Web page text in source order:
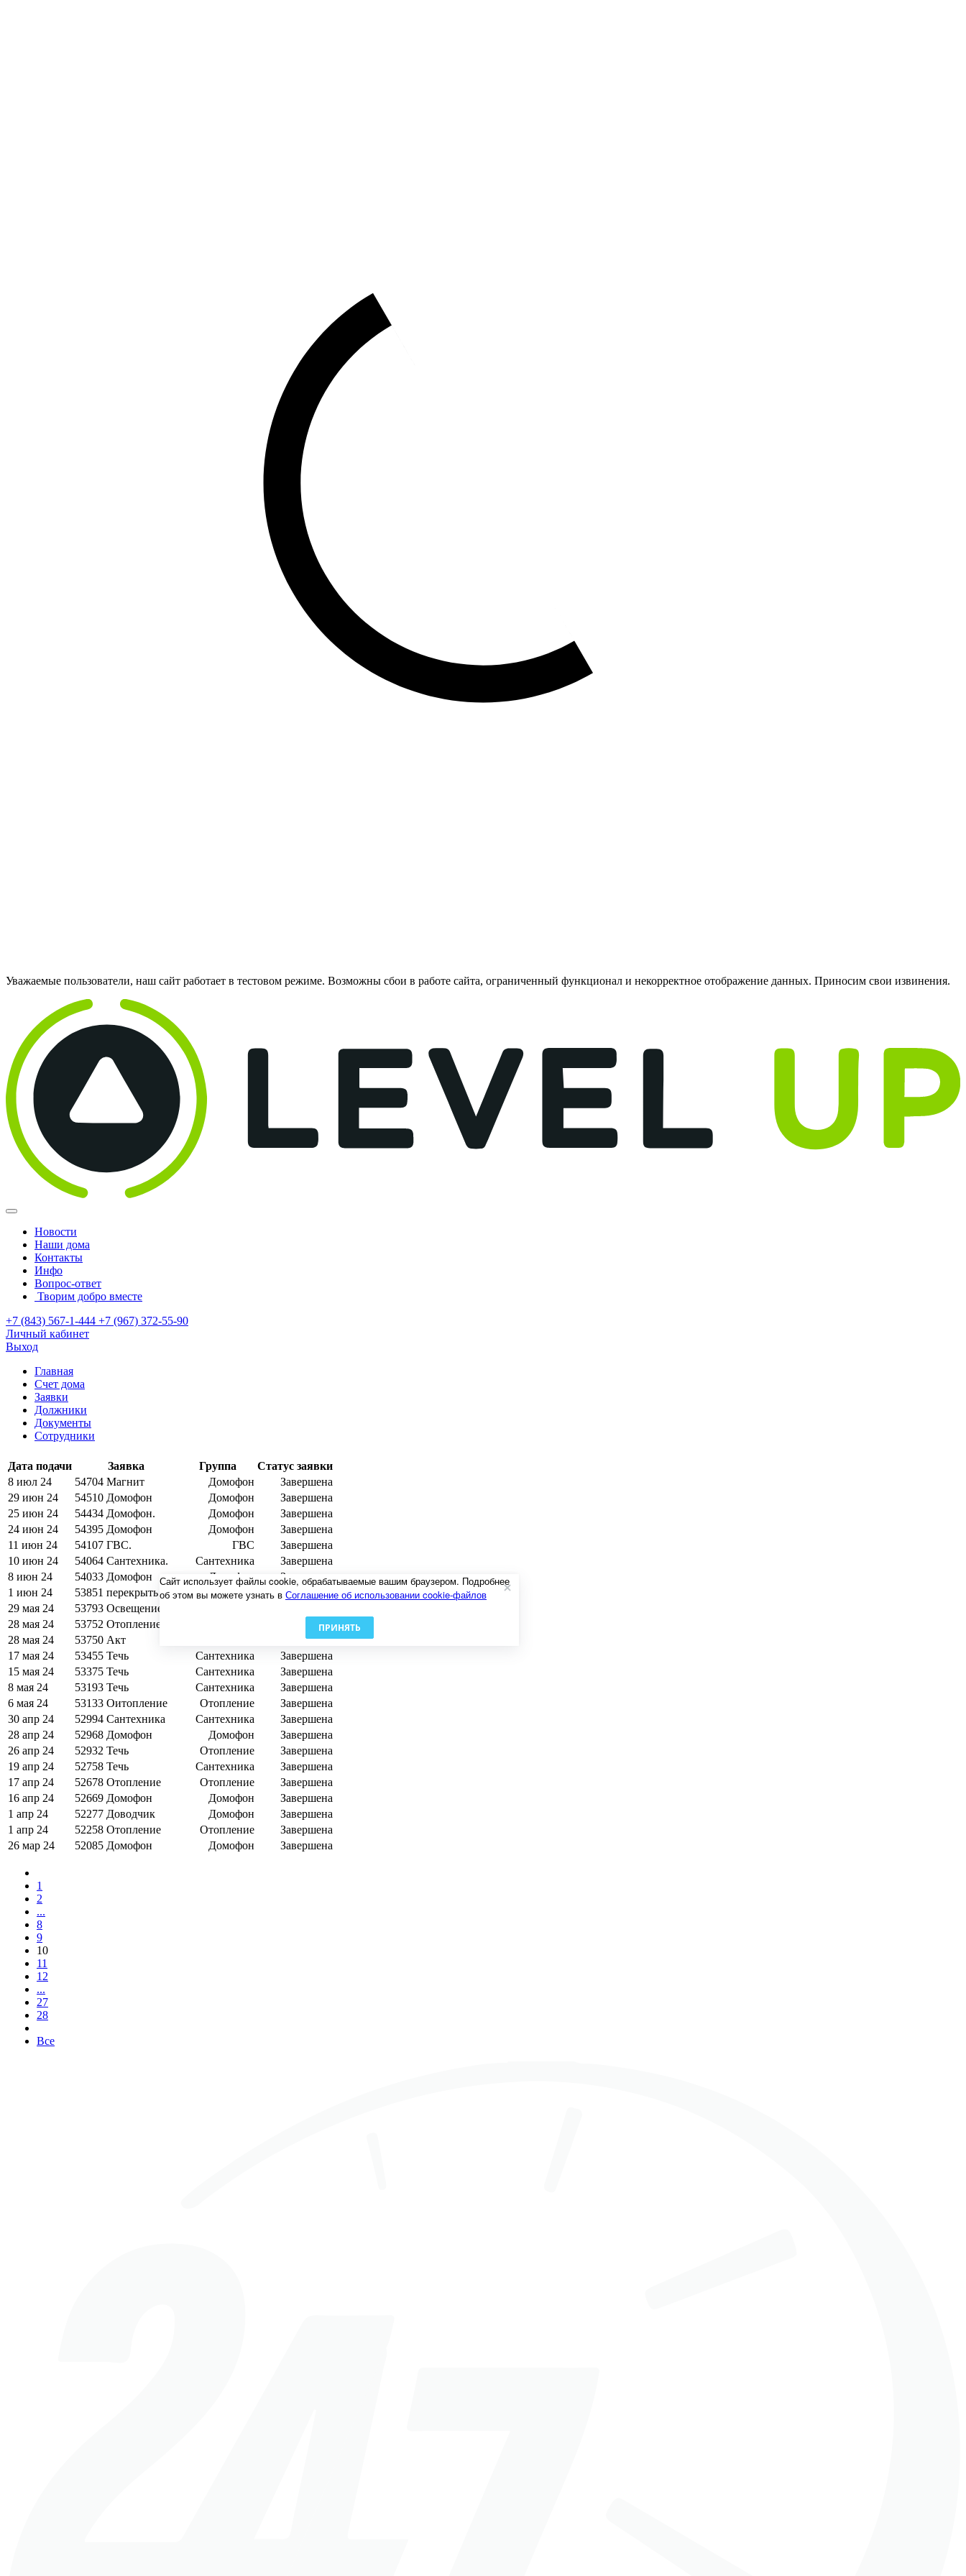
Уважаемые пользователи, наш сайт работает в тестовом режиме. Возможны сбои в работе сайта, ограниченный функционал и некорректное отображение данных. Приносим свои извинения.
Новости
Наши дома
Контакты
Инфо
Вопрос-ответ
Творим добро вместе
+7 (843) 567-1-444 +7 (967) 372-55-90
Личный кабинет
Выход
Главная
Счет дома
Заявки
Должники
Документы
Сотрудники
Дата подачи Заявка Группа
Статус заявки
8 июл 24
54704 Магнит Домофон
Завершена
29 июн 24
54510 Домофон Домофон
Завершена
25 июн 24
54434 Домофон. Домофон
Завершена
24 июн 24
54395 Домофон Домофон
Завершена
11 июн 24
54107 ГВС. ГВС
Завершена
10 июн 24
54064 Сантехника. Сантехника
Завершена
8 июн 24
54033 Домофон Домофон
Завершена
1 июн 24
53851 перекрыть хвс Сантехника
Завершена
29 мая 24
53793 Освещение
28 мая 24
53752 Отопление
Завершена
28 мая 24
53750 Акт
Завершена
17 мая 24
53455 Течь Сантехника
Завершена
15 мая 24
53375 Течь Сантехника
Завершена
8 мая 24
53193 Течь Сантехника
Завершена
6 мая 24
53133 Оитопление Отопление
Завершена
30 апр 24
52994 Сантехника Сантехника
Завершена
28 апр 24
52968 Домофон Домофон
Завершена
26 апр 24
52932 Течь Отопление
Завершена
19 апр 24
52758 Течь Сантехника
Завершена
17 апр 24
52678 Отопление Отопление
Завершена
16 апр 24
52669 Домофон Домофон
Завершена
1 апр 24
52277 Доводчик Домофон
Завершена
1 апр 24
52258 Отопление Отопление
Завершена
26 мар 24
52085 Домофон Домофон Завершена
1
2
...
8
9
10
11
12
...
27
28
Все
Сайт использует файлы cookie, обрабатываемые вашим браузером. Подробнее
об этом вы можете узнать в Соглашение об использовании cookie-файлов
ПРИНЯТЬ